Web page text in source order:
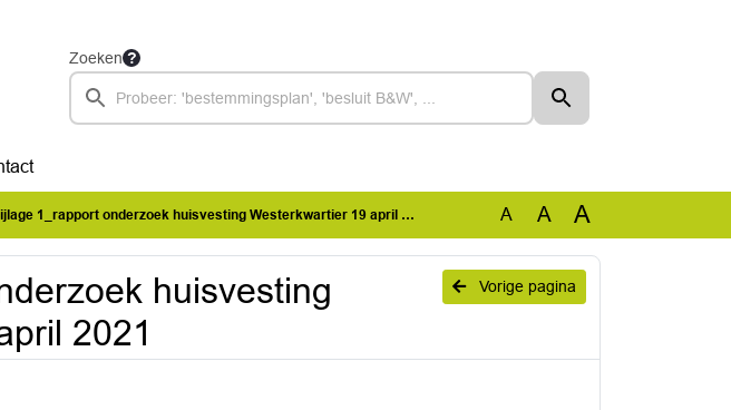
Zoeken
1_rapport onderzoek huisvesting Westerkwartier 19 april 2021 A A A
Vorige pagina
huisvesting
2021